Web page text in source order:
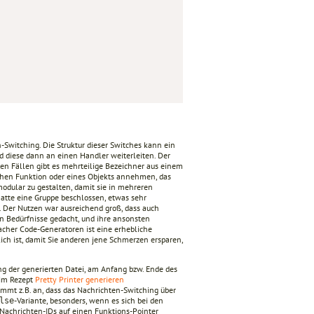
Die Struktur dieser Switches kann ein
diese dann an einen Handler weiterleiten. Der
Fällen gibt es mehrteilige Bezeichner aus einem
Funktion oder eines Objekts annehmen, das
zu gestalten, damit sie in mehreren
eine Gruppe beschlossen, etwas sehr
Nutzen war ausreichend groß, dass auch
gedacht, und ihre ansonsten
Code-Generatoren ist eine erhebliche
ist, damit Sie anderen jene Schmerzen ersparen,
generierten Datei, am Anfang bzw. Ende des
Rezept Pretty Printer generieren
z.B. an, dass das Nachrichten-Switching über
-Variante, besonders, wenn es sich bei den
IDs auf einen Funktions-Pointer